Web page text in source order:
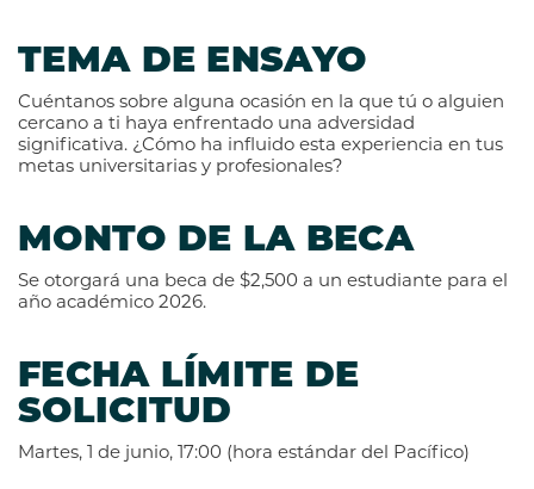
TEMA DE ENSAYO
Cuéntanos sobre alguna ocasión en la que tú o alguien
cercano a ti haya enfrentado una adversidad
significativa. ¿Cómo ha influido esta experiencia en tus
metas universitarias y profesionales?
MONTO DE LA BECA
Se otorgará una beca de $2,500 a un estudiante para el
año académico 2026.
FECHA LÍMITE DE
SOLICITUD
Martes, 1 de junio, 17:00 (hora estándar del Pacífico)